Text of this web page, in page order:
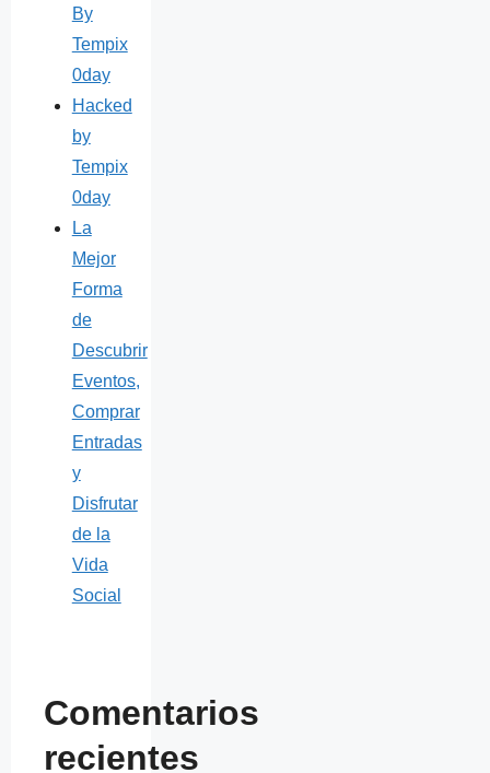
By
Tempix
0day
Hacked
by
Tempix
0day
La
Mejor
Forma
de
Descubrir
Eventos,
Comprar
Entradas
y
Disfrutar
de la
Vida
Social
Comentarios
recientes